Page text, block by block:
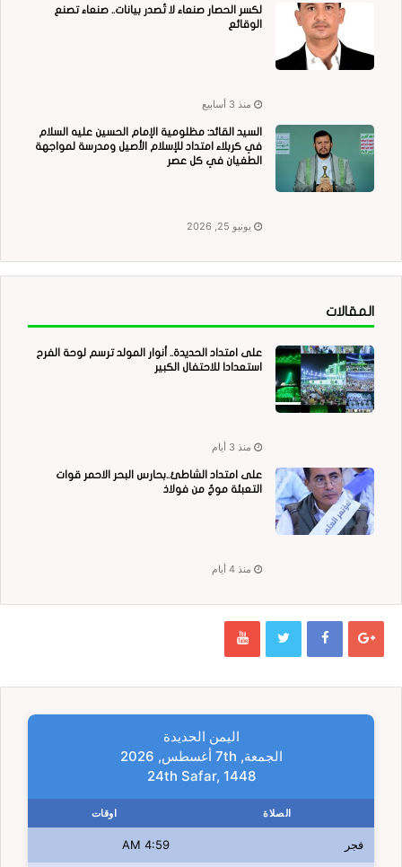
لكسر الحصار صنعاء لا تُصدر بيانات.. صنعاء تصنع
الوقائع
منذ 3 أسابيع
السيد القائد: مظلومية الإمام الحسين عليه السلام
في كربلاء امتداد للإسلام الأصيل ومدرسة لمواجهة
الطغيان في كل عصر
يونيو 25, 2026
المقالات
على امتداد الحديدة.. أنوار المولد ترسم لوحة الفرح
استعدادا للاحتفال الكبير
منذ 3 أيام
على امتداد الشاطئ..بحارس البحر الاحمر قوات
التعبئة موجٌ من فولاذ
منذ 4 أيام
اليمن الحديدة
الجمعة, 7th أغسطس, 2026
24th Safar, 1448
الصلاة اوقات
فجر 4:59 AM